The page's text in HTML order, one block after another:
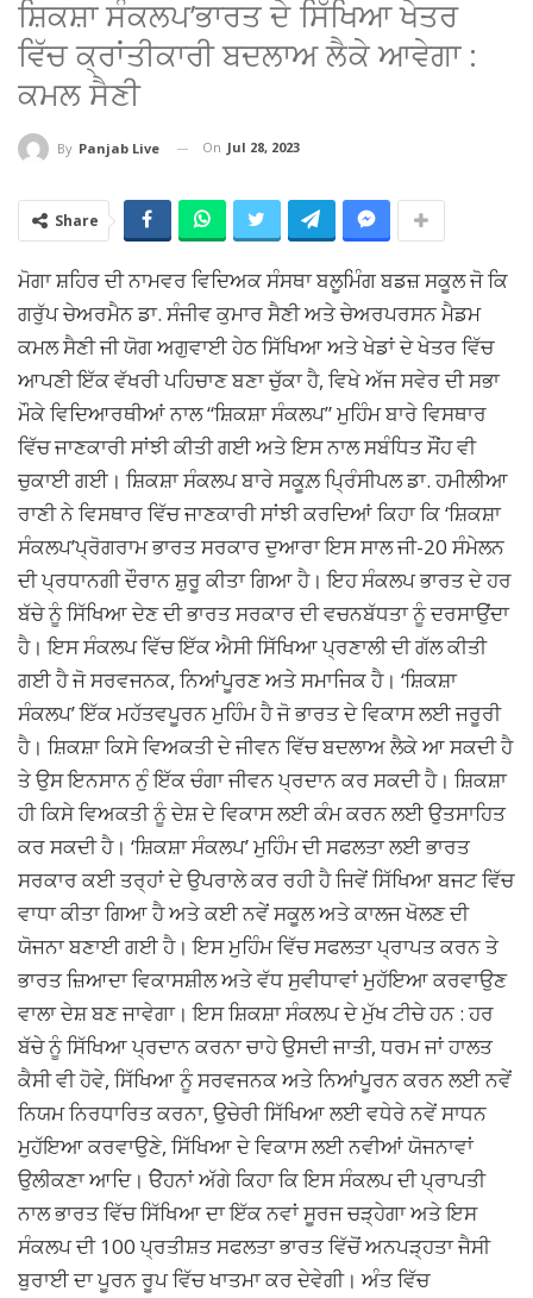
ਸ਼ਿਕਸ਼ਾ ਸੰਕਲਪ’ਭਾਰਤ ਦੇ ਸਿੱਖਿਆ ਖੇਤਰ
ਵਿੱਚ ਕ੍ਰਾਂਤੀਕਾਰੀ ਬਦਲਾਅ ਲੈਕੇ ਆਵੇਗਾ :
ਕਮਲ ਸੈਣੀ
By Panjab Live On Jul 28, 2023
Share
ਮੋਗਾ ਸ਼ਹਿਰ ਦੀ ਨਾਮਵਰ ਵਿਦਿਅਕ ਸੰਸਥਾ ਬਲੂਮਿੰਗ ਬਡਜ਼ ਸਕੂਲ ਜੋ ਕਿ
ਗਰੁੱਪ ਚੇਅਰਮੈਨ ਡਾ. ਸੰਜੀਵ ਕੁਮਾਰ ਸੈਣੀ ਅਤੇ ਚੇਅਰਪਰਸਨ ਮੈਡਮ
ਕਮਲ ਸੈਣੀ ਜੀ ਯੋਗ ਅਗੁਵਾਈ ਹੇਠ ਸਿੱਖਿਆ ਅਤੇ ਖੇਡਾਂ ਦੇ ਖੇਤਰ ਵਿੱਚ
ਆਪਣੀ ਇੱਕ ਵੱਖਰੀ ਪਹਿਚਾਣ ਬਣਾ ਚੁੱਕਾ ਹੈ, ਵਿਖੇ ਅੱਜ ਸਵੇਰ ਦੀ ਸਭਾ
ਮੌਕੇ ਵਿਦਿਆਰਥੀਆਂ ਨਾਲ “ਸ਼ਿਕਸ਼ਾ ਸੰਕਲਪ” ਮੁਹਿੰਮ ਬਾਰੇ ਵਿਸਥਾਰ
ਵਿੱਚ ਜਾਣਕਾਰੀ ਸਾਂਝੀ ਕੀਤੀ ਗਈ ਅਤੇ ਇਸ ਨਾਲ ਸਬੰਧਿਤ ਸੌਂਹ ਵੀ
ਚੁਕਾਈ ਗਈ। ਸ਼ਿਕਸ਼ਾ ਸੰਕਲਪ ਬਾਰੇ ਸਕੂਲ਼ ਪ੍ਰਿੰਸੀਪਲ ਡਾ. ਹਮੀਲੀਆ
ਰਾਣੀ ਨੇ ਵਿਸਥਾਰ ਵਿੱਚ ਜਾਣਕਾਰੀ ਸਾਂਝੀ ਕਰਦਿਆਂ ਕਿਹਾ ਕਿ ‘ਸ਼ਿਕਸ਼ਾ
ਸੰਕਲਪ’ਪ੍ਰੋਗਰਾਮ ਭਾਰਤ ਸਰਕਾਰ ਦੁਆਰਾ ਇਸ ਸਾਲ ਜੀ-20 ਸੰਮੇਲਨ
ਦੀ ਪ੍ਰਧਾਨਗੀ ਦੌਰਾਨ ਸ਼ੁਰੂ ਕੀਤਾ ਗਿਆ ਹੈ। ਇਹ ਸੰਕਲਪ ਭਾਰਤ ਦੇ ਹਰ
ਬੱਚੇ ਨੂੰ ਸਿੱਖਿਆ ਦੇਣ ਦੀ ਭਾਰਤ ਸਰਕਾਰ ਦੀ ਵਚਨਬੱਧਤਾ ਨੂੰ ਦਰਸਾਉਂਦਾ
ਹੈ। ਇਸ ਸੰਕਲਪ ਵਿੱਚ ਇੱਕ ਐਸੀ ਸਿੱਖਿਆ ਪ੍ਰਣਾਲੀ ਦੀ ਗੱਲ ਕੀਤੀ
ਗਈ ਹੈ ਜੋ ਸਰਵਜਨਕ, ਨਿਆਂਪੂਰਣ ਅਤੇ ਸਮਾਜਿਕ ਹੈ। ‘ਸ਼ਿਕਸ਼ਾ
ਸੰਕਲਪ’ ਇੱਕ ਮਹੱਤਵਪੂਰਨ ਮੁਹਿੰਮ ਹੈ ਜੋ ਭਾਰਤ ਦੇ ਵਿਕਾਸ ਲਈ ਜਰੂਰੀ
ਹੈ। ਸ਼ਿਕਸ਼ਾ ਕਿਸੇ ਵਿਅਕਤੀ ਦੇ ਜੀਵਨ ਵਿੱਚ ਬਦਲਾਅ ਲੈਕੇ ਆ ਸਕਦੀ ਹੈ
ਤੇ ਉਸ ਇਨਸਾਨ ਨੁੰ ਇੱਕ ਚੰਗਾ ਜੀਵਨ ਪ੍ਰਦਾਨ ਕਰ ਸਕਦੀ ਹੈ। ਸ਼ਿਕਸ਼ਾ
ਹੀ ਕਿਸੇ ਵਿਅਕਤੀ ਨੂੰ ਦੇਸ਼ ਦੇ ਵਿਕਾਸ ਲਈ ਕੰਮ ਕਰਨ ਲਈ ਉਤਸਾਹਿਤ
ਕਰ ਸਕਦੀ ਹੈ। ‘ਸ਼ਿਕਸ਼ਾ ਸੰਕਲਪ’ ਮੁਹਿੰਮ ਦੀ ਸਫਲਤਾ ਲਈ ਭਾਰਤ
ਸਰਕਾਰ ਕਈ ਤਰ੍ਹਾਂ ਦੇ ਉਪਰਾਲੇ ਕਰ ਰਹੀ ਹੈ ਜਿਵੇਂ ਸਿੱਖਿਆ ਬਜਟ ਵਿੱਚ
ਵਾਧਾ ਕੀਤਾ ਗਿਆ ਹੈ ਅਤੇ ਕਈ ਨਵੇਂ ਸਕੂਲ ਅਤੇ ਕਾਲਜ ਖੋਲਣ ਦੀ
ਯੋਜਨਾ ਬਣਾਈ ਗਈ ਹੈ। ਇਸ ਮੁਹਿੰਮ ਵਿੱਚ ਸਫਲਤਾ ਪ੍ਰਾਪਤ ਕਰਨ ਤੇ
ਭਾਰਤ ਜ਼ਿਆਦਾ ਵਿਕਾਸਸ਼ੀਲ ਅਤੇ ਵੱਧ ਸੁਵੀਧਾਵਾਂ ਮੁਹੱਇਆ ਕਰਵਾਉਣ
ਵਾਲਾ ਦੇਸ਼ ਬਣ ਜਾਵੇਗਾ। ਇਸ ਸ਼ਿਕਸ਼ਾ ਸੰਕਲਪ ਦੇ ਮੁੱਖ ਟੀਚੇ ਹਨ : ਹਰ
ਬੱਚੇ ਨੂੰ ਸਿੱਖਿਆ ਪ੍ਰਦਾਨ ਕਰਨਾ ਚਾਹੇ ਉਸਦੀ ਜਾਤੀ, ਧਰਮ ਜਾਂ ਹਾਲਤ
ਕੈਸੀ ਵੀ ਹੋਵੇ, ਸਿੱਖਿਆ ਨੂੰ ਸਰਵਜਨਕ ਅਤੇ ਨਿਆਂਪੂਰਨ ਕਰਨ ਲਈ ਨਵੇਂ
ਨਿਯਮ ਨਿਰਧਾਰਿਤ ਕਰਨਾ, ਉਚੇਰੀ ਸਿੱਖਿਆ ਲਈ ਵਧੇਰੇ ਨਵੇਂ ਸਾਧਨ
ਮੁਹੱਇਆ ਕਰਵਾਉਣੇ, ਸਿੱਖਿਆ ਦੇ ਵਿਕਾਸ ਲਈ ਨਵੀਆਂ ਯੋਜਨਾਵਾਂ
ਉਲੀਕਣਾ ਆਦਿ। ੳੇਹਨਾਂ ਅੱਗੇ ਕਿਹਾ ਕਿ ਇਸ ਸੰਕਲਪ ਦੀ ਪ੍ਰਾਪਤੀ
ਨਾਲ ਭਾਰਤ ਵਿੱਚ ਸਿੱਖਿਆ ਦਾ ਇੱਕ ਨਵਾਂ ਸੂਰਜ ਚੜ੍ਹੇਗਾ ਅਤੇ ਇਸ
ਸੰਕਲਪ ਦੀ 100 ਪ੍ਰਤੀਸ਼ਤ ਸਫਲਤਾ ਭਾਰਤ ਵਿੱਚੋਂ ਅਨਪੜ੍ਹਤਾ ਜੈਸੀ
ਬੁਰਾਈ ਦਾ ਪੂਰਨ ਰੂਪ ਵਿੱਚ ਖਾਤਮਾ ਕਰ ਦੇਵੇਗੀ। ਅੰਤ ਵਿੱਚ